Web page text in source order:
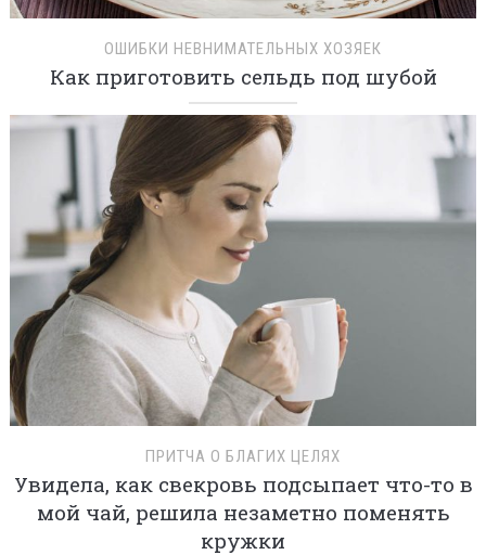
ОШИБКИ НЕВНИМАТЕЛЬНЫХ ХОЗЯЕК
Как приготовить сельдь под шубой
ПРИТЧА О БЛАГИХ ЦЕЛЯХ
Увидела, как свекровь подсыпает что-то в
мой чай, решила незаметно поменять
кружки